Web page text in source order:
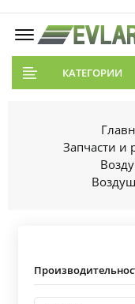
КАТЕГОРИИ
Запчасти и